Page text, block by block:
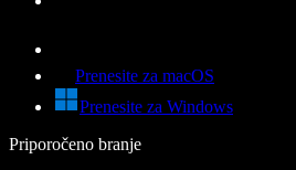
Prenesite za macOS
Prenesite za Windows
Priporočeno branje